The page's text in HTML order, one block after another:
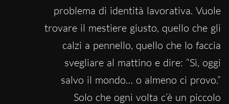
problema di identità lavorativa. Vuole
trovare il mestiere giusto, quello che gli
calzi a pennello, quello che lo faccia
svegliare al mattino e dire: “Sì, oggi
salvo il mondo… o almeno ci provo.”
Solo che ogni volta c’è un piccolo